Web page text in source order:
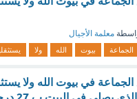
معلمة الأجيال
الجماعة بيوت الله ولا